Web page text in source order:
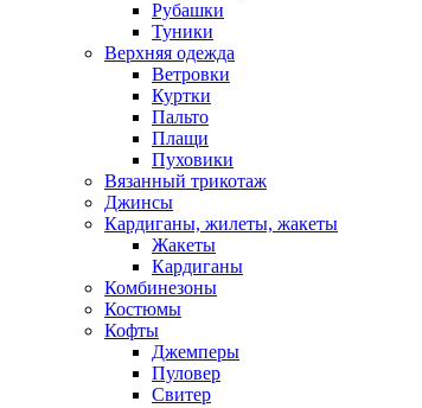
Рубашки
Туники
Верхняя одежда
Ветровки
Куртки
Пальто
Плащи
Пуховики
Вязанный трикотаж
Джинсы
Кардиганы, жилеты, жакеты
Жакеты
Кардиганы
Комбинезоны
Костюмы
Кофты
Джемперы
Пуловер
Свитер